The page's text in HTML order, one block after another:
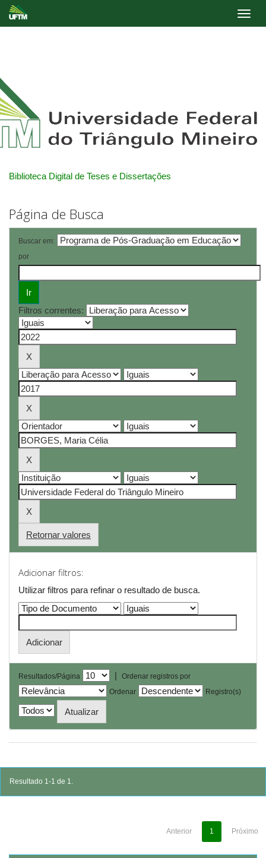
Biblioteca Digital de Teses e Dissertações
Página de Busca
Buscar em:
por
Filtros correntes:
Retornar valores
Adicionar filtros:
Utilizar filtros para refinar o resultado de busca.
Resultados/Página |
Ordenar registros por
Ordenar
Registro(s)
Resultado 1-1 de 1.
Anterior 1 Próximo